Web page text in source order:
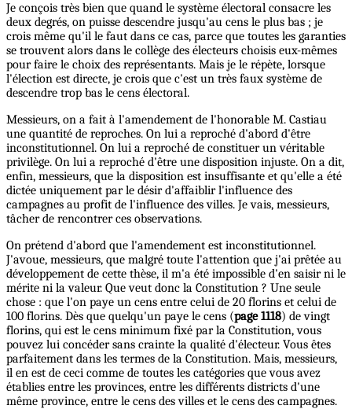
Je conçois très bien que quand le système électoral consacre les
deux degrés, on puisse descendre jusqu'au cens le plus bas ; je
crois même qu'il le faut dans ce cas, parce que toutes les garanties
se trouvent alors dans le collège des électeurs choisis eux-mêmes
pour faire le choix des représentants. Mais je le répète, lorsque
l'élection est directe, je crois que c'est un très faux système de
descendre trop bas le cens électoral.
Messieurs, on a fait à l'amendement de l'honorable M. Castiau
une quantité de reproches. On lui a reproché d'abord d'être
inconstitutionnel. On lui a reproché de constituer un véritable
privilège. On lui a reproché d'être une disposition injuste. On a dit,
enfin, messieurs, que la disposition est insuffisante et qu'elle a été
dictée uniquement par le désir d'affaiblir l'influence des
campagnes au profit de l'influence des villes. Je vais, messieurs,
tâcher de rencontrer ces observations.
On prétend d'abord que l'amendement est inconstitutionnel.
J'avoue, messieurs, que malgré toute l'attention que j'ai prêtée au
développement de cette thèse, il m'a été impossible d'en saisir ni le
mérite ni la valeur. Que veut donc la Constitution ? Une seule
chose : que l'on paye un cens entre celui de 20 florins et celui de
100 florins. Dès que quelqu'un paye le cens (page 1118) de vingt
florins, qui est le cens minimum fixé par la Constitution, vous
pouvez lui concéder sans crainte la qualité d'électeur. Vous êtes
parfaitement dans les termes de la Constitution. Mais, messieurs,
il en est de ceci comme de toutes les catégories que vous avez
établies entre les provinces, entre les différents districts d'une
même province, entre le cens des villes et le cens des campagnes.